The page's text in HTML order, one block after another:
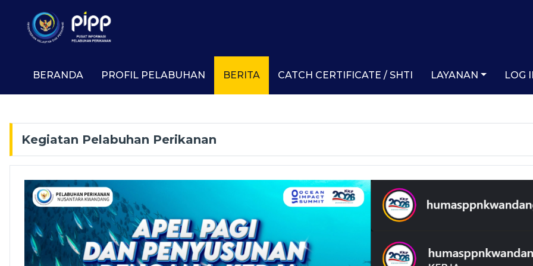
BERANDA PROFIL PELABUHAN BERITA CATCH CERTIFICATE / SHTI LAYANAN LOG
Kegiatan Pelabuhan Perikanan